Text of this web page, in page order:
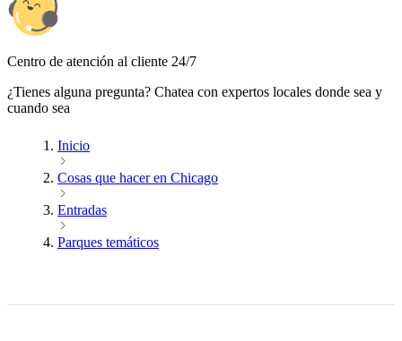
Centro de atención al cliente 24/7
¿Tienes alguna pregunta? Chatea con expertos locales donde sea y
cuando sea
Inicio
Cosas que hacer en Chicago
Entradas
Parques temáticos